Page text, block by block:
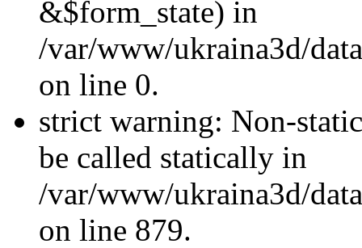
&$form_state) in
/var/www/ukraina3d/
on line 0.
strict warning: Non-
be called statically in
/var/www/ukraina3d/
on line 879.